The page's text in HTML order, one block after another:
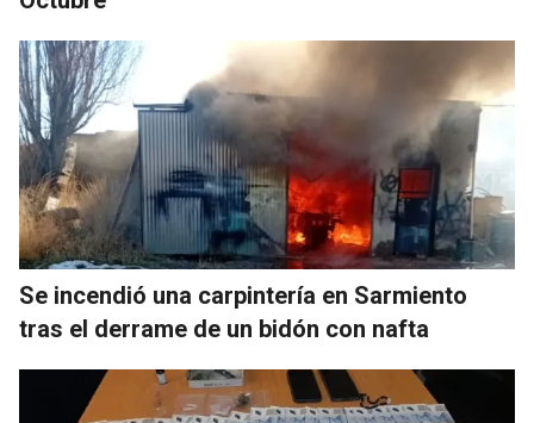
Se incendió una carpintería en Sarmiento
tras el derrame de un bidón con nafta